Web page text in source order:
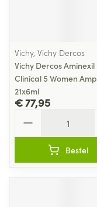
Vichy, Vichy Dercos
Vichy Dercos Aminexil
Clinical 5 Women Amp
21x6ml
€ 77,95
Bestel